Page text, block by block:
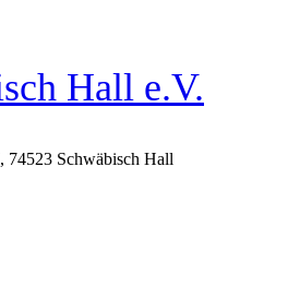
Hall e.V.
74523 Schwäbisch Hall